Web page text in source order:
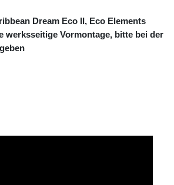
Dream Eco II, Eco Elements
werksseitige Vormontage, bitte bei der